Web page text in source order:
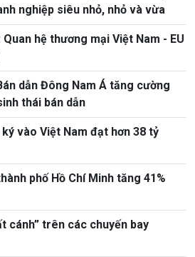
nghiệp siêu nhỏ, nhỏ và vừa
hệ thương mại Việt Nam - EU
dẫn Đông Nam Á tăng cường
thái bán dẫn
vào Việt Nam đạt hơn 38 tỷ
phố Hồ Chí Minh tăng 41%
cánh” trên các chuyến bay